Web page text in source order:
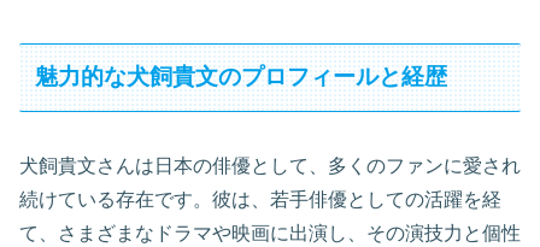
魅力的な犬飼貴文のプロフィールと経歴
犬飼貴文さんは日本の俳優として、多くのファンに愛され
続けている存在です。彼は、若手俳優としての活躍を経
て、さまざまなドラマや映画に出演し、その演技力と個性